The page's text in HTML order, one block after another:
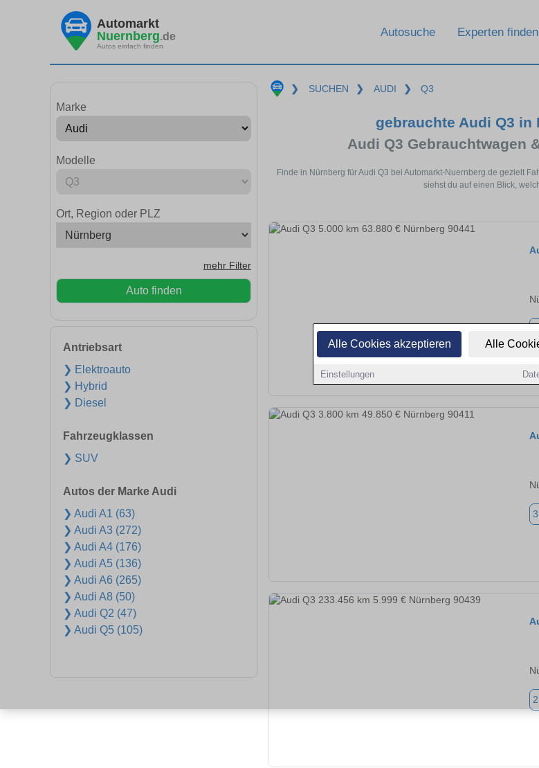
Alle Cookies akzeptieren Alle
Einstellungen
Automarkt
Nuernberg.de
Autos einfach finden
Autosuche Experten finden
Marke
Modelle
Ort, Region oder PLZ
mehr Filter
Auto finden
Antriebsart
❯ Elektroauto
❯ Hybrid
❯ Diesel
Fahrzeugklassen
❯ SUV
Autos der Marke Audi
❯ Audi A1 (63)
❯ Audi A3 (272)
❯ Audi A4 (176)
❯ Audi A5 (136)
❯ Audi A6 (265)
❯ Audi A8 (50)
❯ Audi Q2 (47)
❯ Audi Q5 (105)
❯ SUCHEN ❯ AUDI ❯ Q3
gebrauchte Audi Q3
Audi Q3 Gebrauchtwagen
Finde in Nürnberg für Audi Q3 bei Automarkt-Nuernberg.de gezielt
siehst du auf einen Blick,